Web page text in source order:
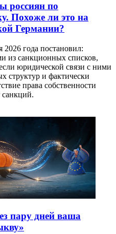
россиян по
Похоже ли это на
Германии?
2026 года постановил:
из санкционных списков,
юридической связи с ними
структур и фактически
права собственности
санкций.
пару дней ваша